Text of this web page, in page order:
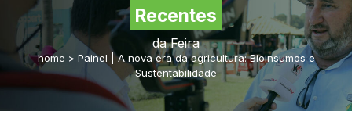
Recentes
da Feira
home > Painel | A nova era da agricultura: Bioinsumos e
Sustentabilidade